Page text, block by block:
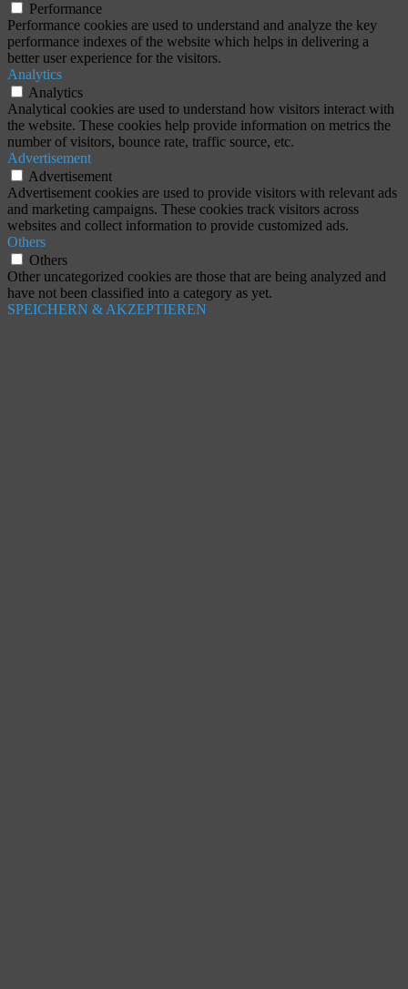
Performance
Performance cookies are used to understand and analyze the key
performance indexes of the website which helps in delivering a
better user experience for the visitors.
Analytics
Analytics
Analytical cookies are used to understand how visitors interact with
the website. These cookies help provide information on metrics the
number of visitors, bounce rate, traffic source, etc.
Advertisement
Advertisement
Advertisement cookies are used to provide visitors with relevant ads
and marketing campaigns. These cookies track visitors across
websites and collect information to provide customized ads.
Others
Others
Other uncategorized cookies are those that are being analyzed and
have not been classified into a category as yet.
SPEICHERN & AKZEPTIEREN